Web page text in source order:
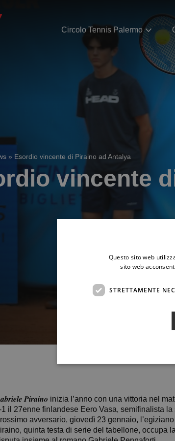
Circolo Tennis Palermo
» Esordio vincente di Piraino ad Antalya
vincente
𝑷𝒊𝒓𝒂𝒊𝒏𝒐 inizia l’anno con una vittoria nel
1 il 27enne finlandese Eero Vasa, semifinalista
avversario, giovedì 23 gennaio,
quinta testa di serie del tabellone, occupa
Questo sito web
sito web
STRETTAMENTE